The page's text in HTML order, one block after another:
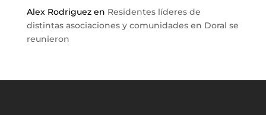
Alex Rodriguezen Residentes líderes de
distintas asociaciones y comunidades en Doral se
reunieron